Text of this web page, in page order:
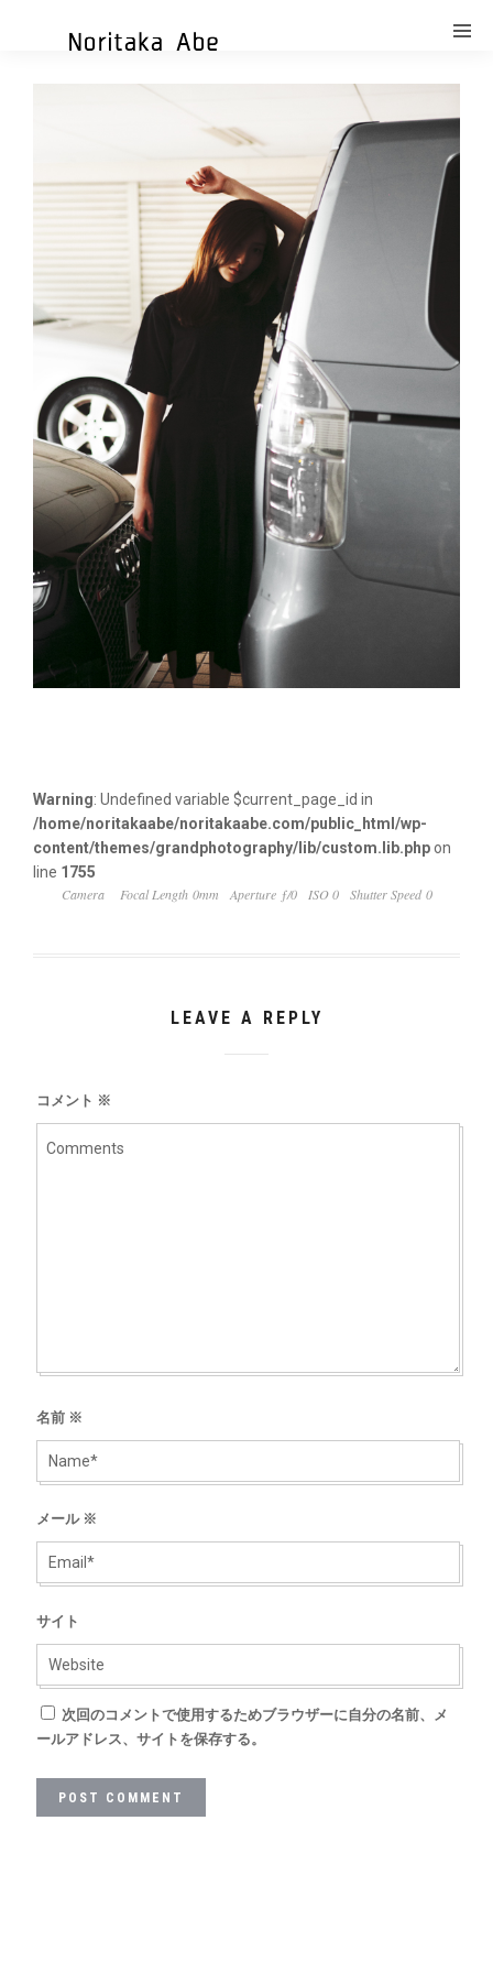
Warning: Undefined variable $current_page_id in
/home/noritakaabe/noritakaabe.com/public_html/wp-
content/themes/grandphotography/lib/custom.lib.phpon
line 1755
Camera
Focal Length 0mm Aperture ƒ/0 ISO 0 Shutter Speed 0
LEAVE A REPLY
コメント ※
名前 ※
メール ※
サイト
次回のコメントで使用するためブラウザーに自分の名前、メ
ールアドレス、サイトを保存する。